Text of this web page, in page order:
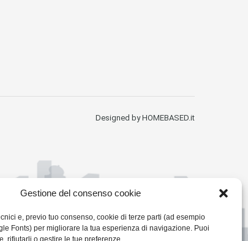
Gestione del consenso cookie
e, previo tuo consenso, cookie di terze parti (ad esempio
Fonts) per migliorare la tua esperienza di navigazione. Puoi
rifiutarli o gestire le tue preferenze.
Designed by HOMEBASED.it